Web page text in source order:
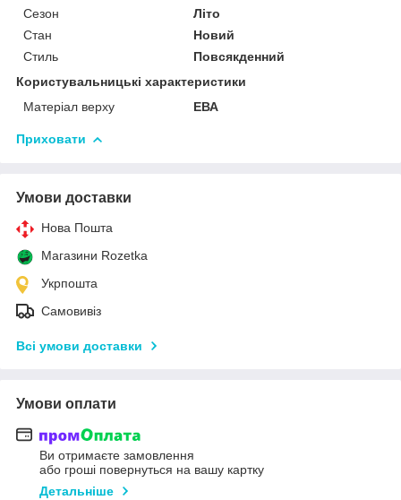
Сезон
Літо
Стан
Новий
Стиль
Повсякденний
Користувальницькі характеристики
Матеріал верху
ЕВА
Приховати
Умови доставки
Нова Пошта
Магазини Rozetka
Укрпошта
Самовивіз
Всі умови доставки
Умови оплати
Ви отримаєте замовлення
або гроші повернуться на вашу картку
Детальніше